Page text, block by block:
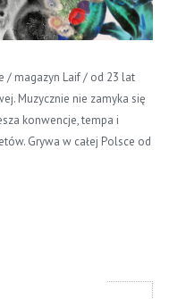
/ magazyn Laif / od 23 lat
Muzycznie nie zamyka się
konwencje, tempa i
Grywa w całej Polsce od